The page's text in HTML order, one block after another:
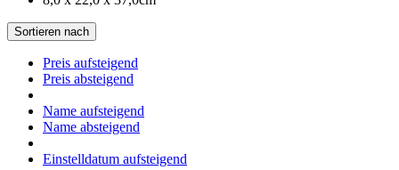
Sortieren nach
Preis aufsteigend
Preis absteigend
Name aufsteigend
Name absteigend
Einstelldatum aufsteigend